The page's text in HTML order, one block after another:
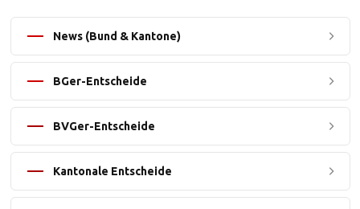
News (Bund & Kantone)
BGer-Entscheide
BVGer-Entscheide
Kantonale Entscheide